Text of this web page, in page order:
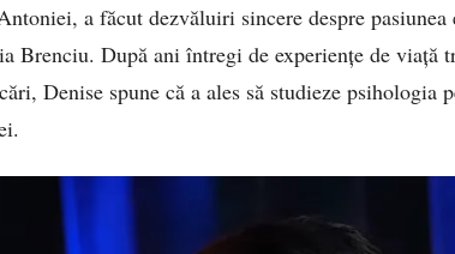
a făcut dezvăluiri sincere despre
Brenciu. După ani întregi de experiențe de viață
Denise spune că a ales să studieze psihologia